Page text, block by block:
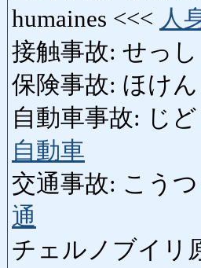
humaines <<< 人
接触事故: せっ
保険事故: ほけん
自動車事故: じ
自動車
交通事故: こう
通
チェルノブイリ